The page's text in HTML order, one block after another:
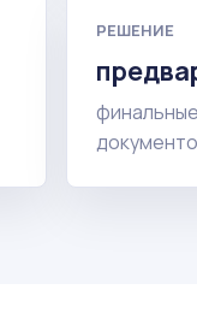
РЕШЕНИЕ